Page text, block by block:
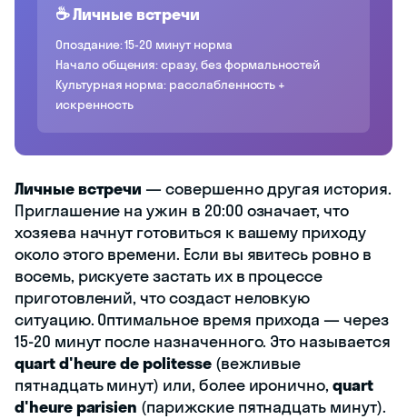
☕ Личные встречи
Опоздание: 15-20 минут норма
Начало общения: сразу, без формальностей
Культурная норма: расслабленность +
искренность
Личные встречи — совершенно другая история.
Приглашение на ужин в 20:00 означает, что
хозяева начнут готовиться к вашему приходу
около этого времени. Если вы явитесь ровно в
восемь, рискуете застать их в процессе
приготовлений, что создаст неловкую
ситуацию. Оптимальное время прихода — через
15-20 минут после назначенного. Это называется
quart d'heure de politesse(вежливые
пятнадцать минут) или, более иронично,quart
d'heure parisien (парижские пятнадцать минут).